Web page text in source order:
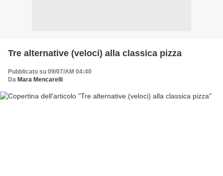
Tre alternative (veloci) alla classica pizza
Pubblicato su 09/07/AM 04:40
Da Mara Mencarelli